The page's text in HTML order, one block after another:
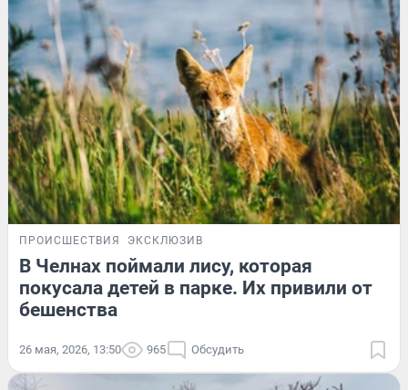
ПРОИСШЕСТВИЯ ЭКСКЛЮЗИВ
В Челнах поймали лису, которая
покусала детей в парке. Их привили от
бешенства
26 мая, 2026, 13:50 965 Обсудить